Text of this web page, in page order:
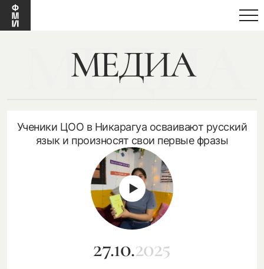
медиа
МЕДИА
Ученики ЦОО в Никарагуа осваивают русский
язык и произносят свои первые фразы
27.10.2025